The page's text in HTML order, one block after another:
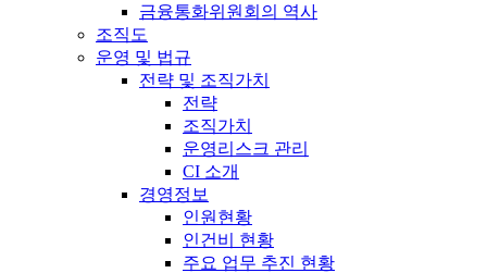
금융통화위원회의 역사
조직도
운영 및 법규
전략 및 조직가치
전략
조직가치
운영리스크 관리
CI 소개
경영정보
인원현황
인건비 현황
주요 업무 추진 현황